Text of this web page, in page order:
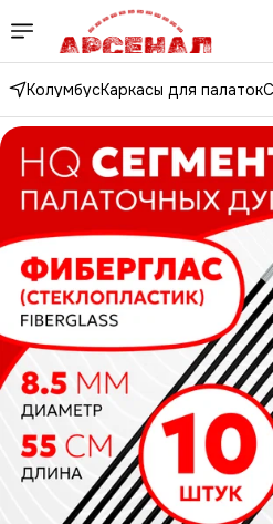
КолумбусКаркасы для палаток